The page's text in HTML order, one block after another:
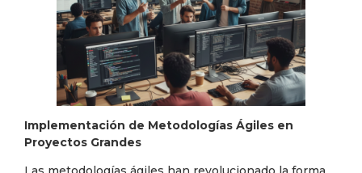
Implementación de Metodologías Ágiles en
Proyectos Grandes